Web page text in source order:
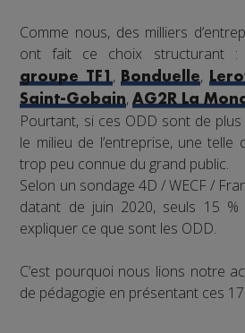
Comme nous, des milliers
ont fait ce choix structurant :
groupe TF1 , Bonduelle,
Saint-Gobain,AG2R La
Pourtant, si ces ODD sont de
le milieu de l’entreprise, une
trop peu connue du grand public.
Selon un sondage 4D / WECF /
datant de juin 2020, seuls 15 %
expliquer ce que sont les ODD.
C’est pourquoi nous lions notre
de pédagogie en présentant ces